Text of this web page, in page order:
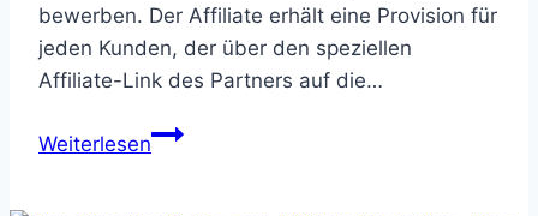
bewerben. Der Affiliate erhält eine Provision für
jeden Kunden, der über den speziellen
Affiliate-Link des Partners auf die…
WeiterlesenErfolgreich